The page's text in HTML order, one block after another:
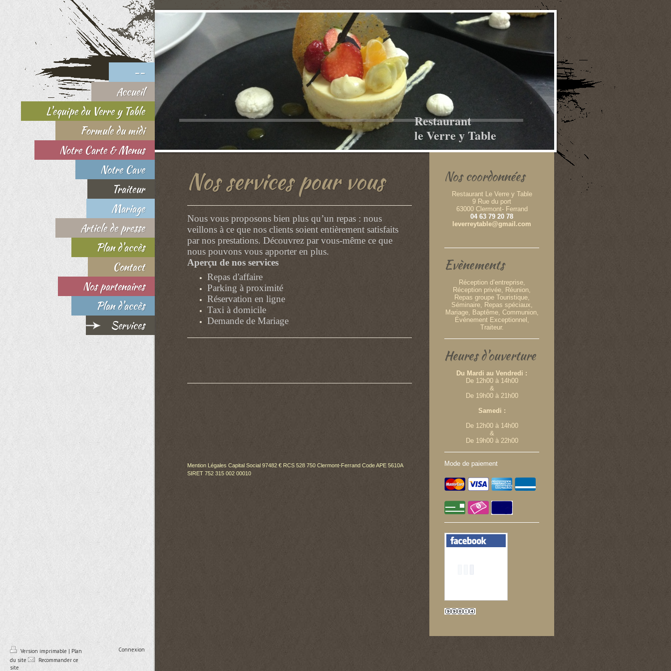
--
Accueil
L'equipe du Verre y Table
Formule du midi
Notre Carte & Menus
Notre Cave
Traiteur
Mariage
Article de presse
Plan d'accès
Contact
Nos partenaires
Plan d'accès
Services
Restaurant
le Verre y Table
Nos services pour vous
Nous vous proposons bien plus qu’un repas : nous
veillons à ce que nos clients soient entièrement satisfaits
par nos prestations. Découvrez par vous-même ce que
nous pouvons vous apporter en plus.
Aperçu de nos services
Repas d'affaire
Parking à proximité
Réservation en ligne
Taxi à domicile
Demande de Mariage
Mention Légales Capital Social 97482 € RCS 528 750 Clermont-Ferrand Code APE 5610A
SIRET 752 315 002 00010
Nos coordonnées
Restaurant Le Verre y Table
9 Rue du port
63000 Clermont- Ferrand
04 63 79 20 78
leverreytable@gmail.com
Evènements
Réception d’entreprise,
Réception privée, Réunion,
Repas groupe Touristique,
Séminaire, Repas spéciaux,
Mariage, Baptême, Communion,
Événement Exceptionnel,
Traiteur.
Heures d'ouverture
Du Mardi au Vendredi :
De 12h00 à 14h00
&
De 19h00 à 21h00
Samedi :
De 12h00 à 14h00
&
De 19h00 à 22h00
Mode de paiement
Version imprimable | Plan
du site
Recommander ce
site
Connexion